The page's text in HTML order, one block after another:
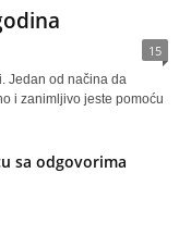
15
Jedan od načina da
i zanimljivo jeste pomoću
sa odgovorima